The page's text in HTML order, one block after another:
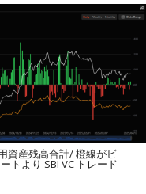
資産残高合計/ 橙線がビ
トより SBI VC トレード